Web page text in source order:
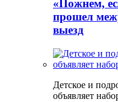
«Пожнем,
прошел
выезд
Детское и
объявляет